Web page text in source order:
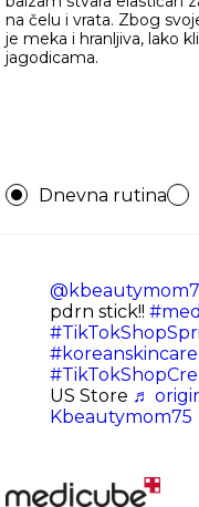
na čelu i vrata. Zbog
je meka i hranljiva, lako
jagodicama.
Dnevna rutina
pdrn stick!!
#koreanskincare
US Store ♬
Kbeautymom75